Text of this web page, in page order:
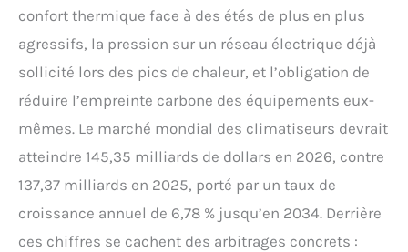
confort thermique face à des étés de plus en plus
agressifs, la pression sur un réseau électrique déjà
sollicité lors des pics de chaleur, et l’obligation de
réduire l’empreinte carbone des équipements eux-
mêmes. Le marché mondial des climatiseurs devrait
atteindre 145,35 milliards de dollars en 2026, contre
137,37 milliards en 2025, porté par un taux de
croissance annuel de 6,78 % jusqu’en 2034. Derrière
ces chiffres se cachent des arbitrages concrets :